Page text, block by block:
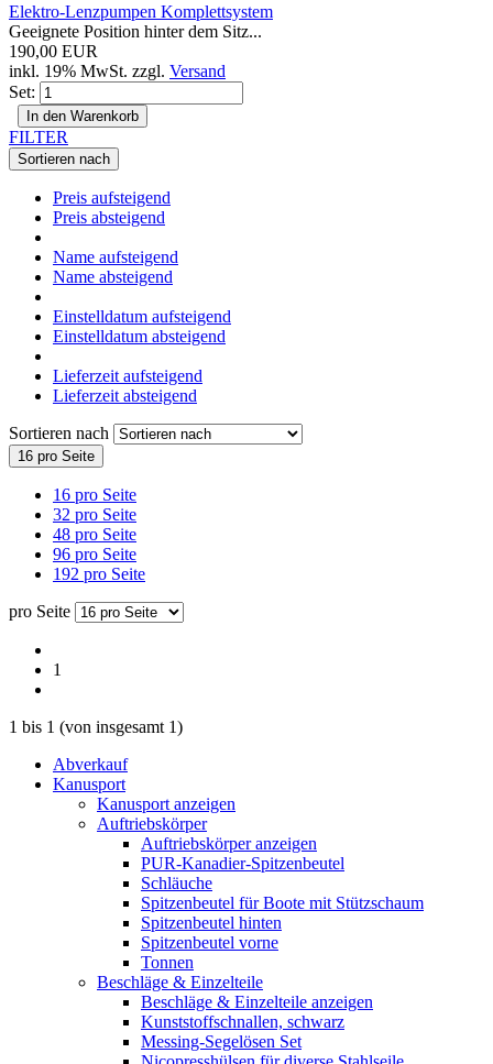
Elektro-Lenzpumpen Komplettsystem
Geeignete Position hinter dem Sitz...
190,00 EUR
inkl. 19% MwSt. zzgl. Versand
Set:
In den Warenkorb
FILTER
Sortieren nach
Preis aufsteigend
Preis absteigend
Name aufsteigend
Name absteigend
Einstelldatum aufsteigend
Einstelldatum absteigend
Lieferzeit aufsteigend
Lieferzeit absteigend
Sortieren nach
16 pro Seite
16 pro Seite
32 pro Seite
48 pro Seite
96 pro Seite
192 pro Seite
pro Seite
1
1 bis 1 (von insgesamt 1)
Abverkauf
Kanusport
Kanusport anzeigen
Auftriebskörper
Auftriebskörper anzeigen
PUR-Kanadier-Spitzenbeutel
Schläuche
Spitzenbeutel für Boote mit Stützschaum
Spitzenbeutel hinten
Spitzenbeutel vorne
Tonnen
Beschläge & Einzelteile
Beschläge & Einzelteile anzeigen
Kunststoffschnallen, schwarz
Messing-Segelösen Set